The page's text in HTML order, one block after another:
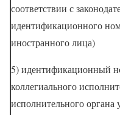
соответствии с
идентификационного
иностранного лица)
5) идентификационный
коллегиального
исполнительного органа